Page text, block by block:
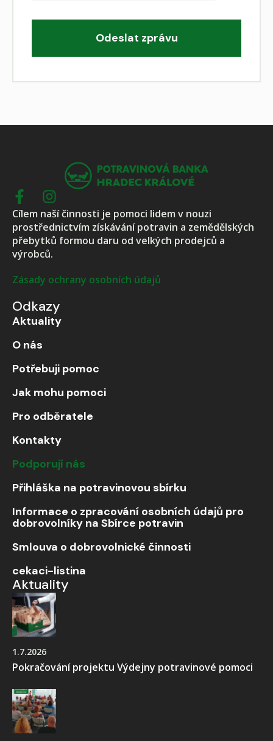
Odeslat zprávu
Cílem naší činnosti je pomoci lidem v nouzi
prostřednictvím získávání potravin a zemědělských
přebytků formou daru od velkých prodejců a
výrobců.
Zásady ochrany osobních údajů
Odkazy
Aktuality
O nás
Potřebuji pomoc
Jak mohu pomoci
Pro odběratele
Kontakty
Podporují nás
Přihláška na potravinovou sbírku
Informace o zpracování osobních údajů pro
dobrovolníky na Sbírce potravin
Smlouva o dobrovolnické činnosti
cekaci-listina
Aktuality
1.7.2026
Pokračování projektu Výdejny potravinové pomoci